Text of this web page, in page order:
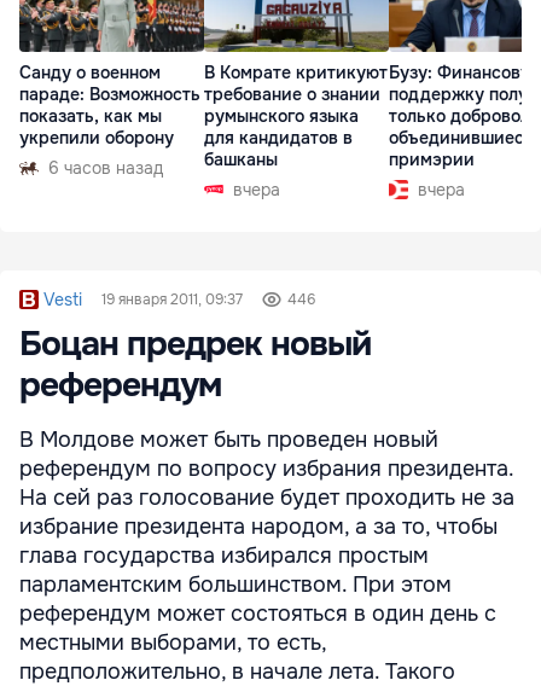
Санду о военном
параде: Возможность
показать, как мы
укрепили оборону
6 часов назад
В Комрате критикуют
требование о знании
румынского языка
для кандидатов в
башканы
вчера
Бузу:
поддержку
только
объединившиеся
примэрии
вчера
Vesti 19 января 2011, 09:37 446
Боцан предрек новый
референдум
В Молдове может быть проведен новый
референдум по вопросу избрания президента.
На сей раз голосование будет проходить не за
избрание президента народом, а за то, чтобы
глава государства избирался простым
парламентским большинством. При этом
референдум может состояться в один день с
местными выборами, то есть,
предположительно, в начале лета. Такого